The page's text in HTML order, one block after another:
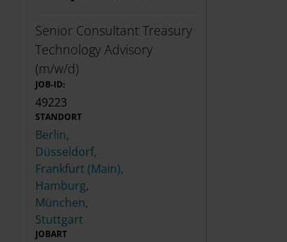
Senior Consultant Treasury
Technology Advisory
(m/w/d)
JOB-ID:
49223
STANDORT
Berlin,
Düsseldorf,
Frankfurt (Main),
Hamburg,
München,
Stuttgart
JOBART